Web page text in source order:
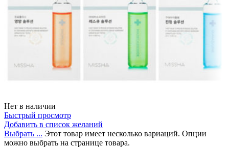
Нет в наличии
Быстрый просмотр
Добавить в список желаний
Выбрать ... Этот товар имеет несколько вариаций. Опции
можно выбрать на странице товара.